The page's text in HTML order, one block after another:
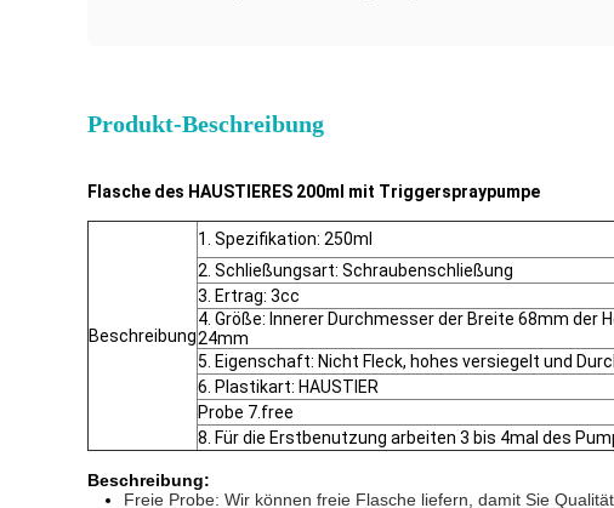
Produkt-Beschreibung
Flasche des HAUSTIERES 200ml mit Triggerspraypumpe
Beschreibung
1. Spezifikation: 250ml
2. Schließungsart: Schraubenschließung
3. Ertrag: 3cc
4. Größe: Innerer Durchmesser der Breite 68mm der
24mm
5. Eigenschaft: Nicht Fleck, hohes versiegelt und
6. Plastikart: HAUSTIER
Probe 7.free
8. Für die Erstbenutzung arbeiten 3 bis 4mal des
Beschreibung:
Freie Probe: Wir können freie Flasche liefern, damit Sie